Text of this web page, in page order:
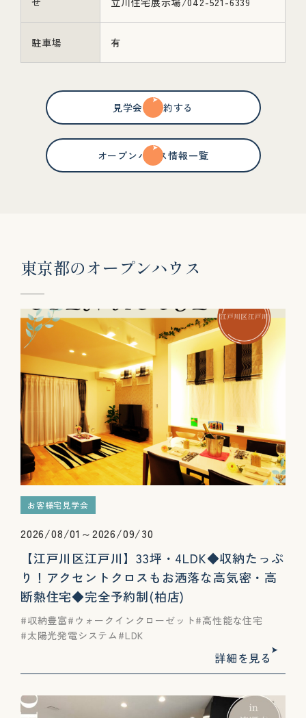
駐車場 有
見学会を予約する
オープンハウス情報一覧
東京都のオープンハウ ス
お客様宅見学会
2026/08/01～2026/09/30
【江戸川区江戸川】33坪・4LDK◆収納たっぷ
り！アクセントクロスもお洒落な高気密・高
断熱住宅◆完全予約制(柏店)
収納豊富 ウォークインクローゼット
高性能な住宅
太陽光発電システム
LDK
詳細を見る